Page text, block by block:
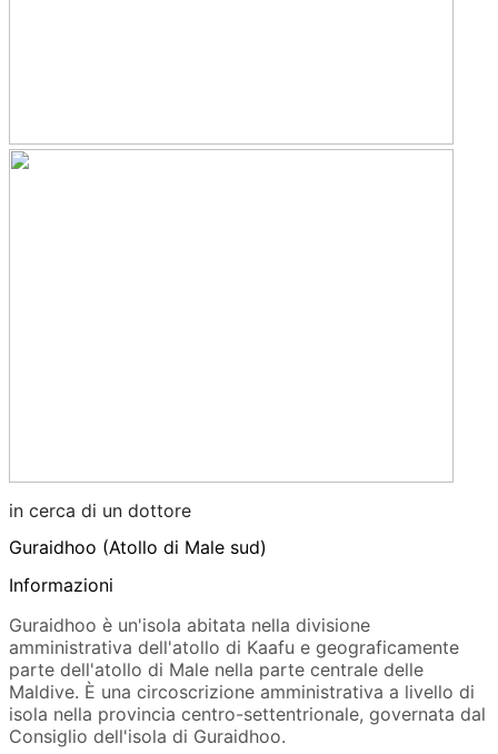
in cerca di un dottore
Guraidhoo (Atollo di Male sud)
Informazioni
Guraidhoo è un'isola abitata nella divisione
amministrativa dell'atollo di Kaafu e geograficamente
parte dell'atollo di Male nella parte centrale delle
Maldive. È una circoscrizione amministrativa a livello di
isola nella provincia centro-settentrionale, governata dal
Consiglio dell'isola di Guraidhoo.